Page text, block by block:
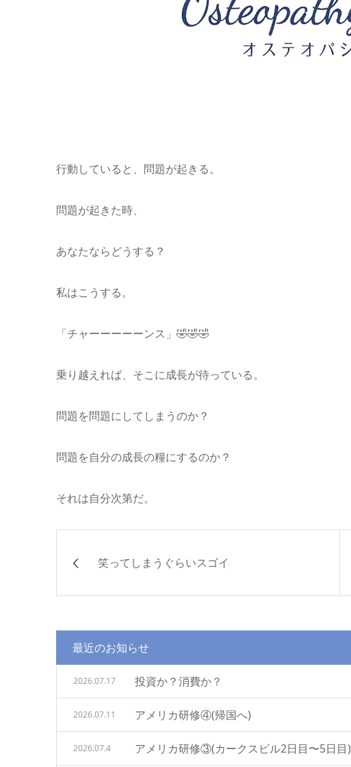
行動していると、問題が起きる。
問題が起きた時、
あなたならどうする？
私はこうする。
「チャーーーーーンス」🤣🤣🤣
乗り越えれば、そこに成長が待っている。
問題を問題にしてしまうのか？
問題を自分の成長の糧にするのか？
それは自分次第だ。
笑ってしまうぐらいスゴイ
最近のお知らせ
投資か？消費か？
2026.07.17
アメリカ研修④(帰国へ)
2026.07.11
アメリカ研修③(カークスビル2日目〜5日目)
2026.07.4